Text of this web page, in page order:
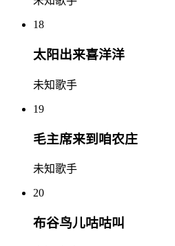
18
太阳出来喜洋洋
未知歌手
19
毛主席来到咱农庄
未知歌手
20
布谷鸟儿咕咕叫